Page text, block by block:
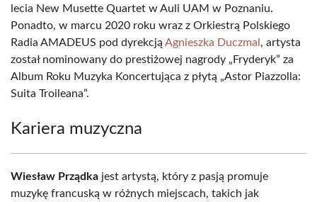
lecia New Musette Quartet w Auli UAM w Poznaniu.
Ponadto, w marcu 2020 roku wraz z Orkiestrą Polskiego
Radia AMADEUS pod dyrekcją Agnieszka Duczmal , artysta
został nominowany do prestiżowej nagrody „Fryderyk” za
Album Roku Muzyka Koncertująca z płytą „Astor Piazzolla:
Suita Troileana”.
Kariera muzyczna
Wiesław Prządka jest artystą, który z pasją promuje
muzykę francuską w różnych miejscach, takich jak